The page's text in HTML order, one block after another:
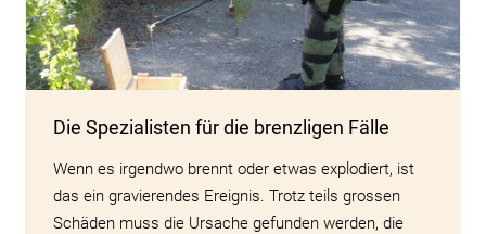
Die Spezialisten für die brenzligen Fälle
Wenn es irgendwo brennt oder etwas explodiert, ist
das ein gravierendes Ereignis. Trotz teils grossen
Schäden muss die Ursache gefunden werden, die